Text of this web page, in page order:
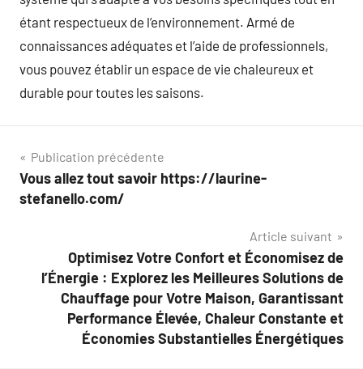
étant respectueux de l’environnement. Armé de
connaissances adéquates et l’aide de professionnels,
vous pouvez établir un espace de vie chaleureux et
durable pour toutes les saisons.
Navigation
de
Publication précédente
Vous allez tout savoir https://laurine-
stefanello.com/
Article suivant
Optimisez Votre Confort et Économisez de
l’Énergie : Explorez les Meilleures Solutions de
Chauffage pour Votre Maison, Garantissant
Performance Élevée, Chaleur Constante et
Économies Substantielles Énergétiques